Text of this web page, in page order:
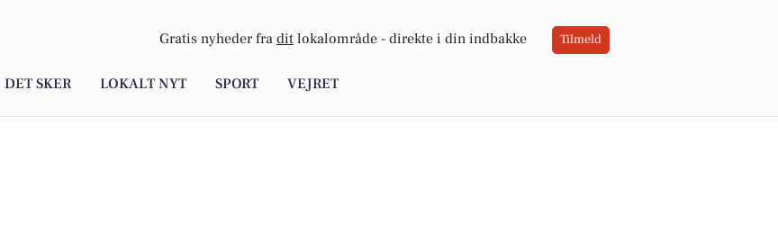
Gratis nyheder fra dit lokalområde - direkte i din indbakke Tilmeld
DET SKER LOKALT NYT SPORT VEJRET